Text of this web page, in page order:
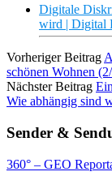
Digitale
wird | Digital
Vorheriger Beitrag
schönen Wohnen
Nächster Beitrag
Wie abhängig sind
Sender &
360° – GEO